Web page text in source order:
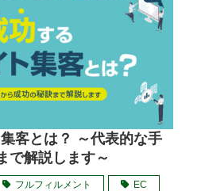
客とは？ ～代表的な手
で解説します～
フルフィルメント EC